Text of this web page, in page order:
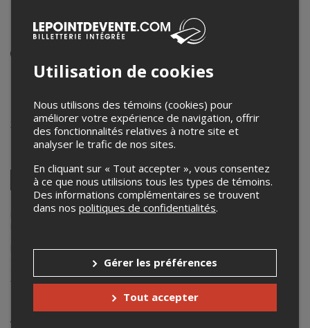
courant, anglais, s.t. français
22 novembre 2024
Cinémathèque québecoise - Salle Principale
335 Boul de Maisonneuve E,Montréal,QC,Canada
Facebook
Twitter
LinkedinPinterest Envoyer
courriel
Lepointdevente.com agit à titre de mandataire pour
Pour plus d’information à propos de cet événement, veuillez
contacter l’organisateur de l’événement,Rencontres internationales
du documentaire de Montréal - RIDM , àbilletterie@ridm.ca
+1 438-527-2310.
Achat de billets
Utilisation de cookies
Nous utilisons des témoins (cookies) pour
améliorer votre expérience de navigation, offrir
des fonctionnalités relatives à notre site et
analyser le trafic de nos sites.
En cliquant sur « Tout accepter », vous consentez
à ce que nous utilisions tous les types de témoins.
Des informations complémentaires se trouvent
dans nos politiques de confidentialités.
Gérer les préférences
Tout accepter